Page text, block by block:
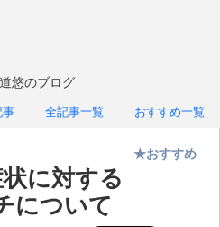
悠のブログ
事 全記事一覧 おすすめ一覧
に対する
について
★おすすめ